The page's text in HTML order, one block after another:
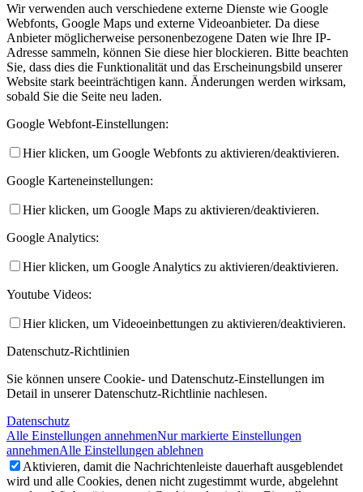
Wir verwenden auch verschiedene externe Dienste wie Google
Webfonts, Google Maps und externe Videoanbieter. Da diese
Anbieter möglicherweise personenbezogene Daten wie Ihre IP-
Adresse sammeln, können Sie diese hier blockieren. Bitte beachten
Sie, dass dies die Funktionalität und das Erscheinungsbild unserer
Website stark beeinträchtigen kann. Änderungen werden wirksam,
sobald Sie die Seite neu laden.
Google Webfont-Einstellungen:
Hier klicken, um Google Webfonts zu aktivieren/deaktivieren.
Google Karteneinstellungen:
Hier klicken, um Google Maps zu aktivieren/deaktivieren.
Google Analytics:
Hier klicken, um Google Analytics zu aktivieren/deaktivieren.
Youtube Videos:
Hier klicken, um Videoeinbettungen zu aktivieren/deaktivieren.
Datenschutz-Richtlinien
Sie können unsere Cookie- und Datenschutz-Einstellungen im
Detail in unserer Datenschutz-Richtlinie nachlesen.
Datenschutz
Alle Einstellungen annehmenNur markierte Einstellungen
annehmenAlle Einstellungen ablehnen
Aktivieren, damit die Nachrichtenleiste dauerhaft ausgeblendet
wird und alle Cookies, denen nicht zugestimmt wurde, abgelehnt